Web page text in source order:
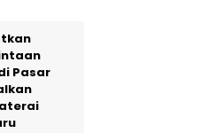
Pasar